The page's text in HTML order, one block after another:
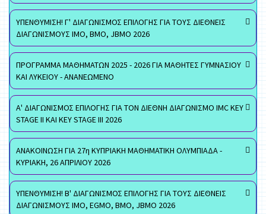
ΥΠΕΝΘΥΜΙΣΗ! Γ' ΔΙΑΓΩΝΙΣΜΟΣ ΕΠΙΛΟΓΗΣ ΓΙΑ ΤΟΥΣ ΔΙΕΘΝΕΙΣ
ΔΙΑΓΩΝΙΣΜΟΥΣ ΙΜΟ, ΒΜΟ, JBMO 2026
ΠΡΟΓΡΑΜΜΑ ΜΑΘΗΜΑΤΩΝ 2025 - 2026 ΓΙΑ ΜΑΘΗΤΕΣ ΓΥΜΝΑΣΙΟΥ
ΚΑΙ ΛΥΚΕΙΟΥ - ΑΝΑΝΕΩΜΕΝΟ
Α' ΔΙΑΓΩΝΙΣΜΟΣ ΕΠΙΛΟΓΗΣ ΓΙΑ ΤΟΝ ΔΙΕΘΝΗ ΔΙΑΓΩΝΙΣΜΟ IMC KEY
STAGE II ΚΑΙ KEY STAGE III 2026
ΑΝΑΚΟΙΝΩΣΗ ΓΙΑ 27η ΚΥΠΡΙΑΚΗ ΜΑΘΗΜΑΤΙΚΗ ΟΛΥΜΠΙΑΔΑ -
ΚΥΡΙΑΚΗ, 26 ΑΠΡΙΛΙΟΥ 2026
ΥΠΕΝΘΥΜΙΣΗ! Β' ΔΙΑΓΩΝΙΣΜΟΣ ΕΠΙΛΟΓΗΣ ΓΙΑ ΤΟΥΣ ΔΙΕΘΝΕΙΣ
ΔΙΑΓΩΝΙΣΜΟΥΣ ΙΜΟ, EGMO, ΒΜΟ, JBMO 2026